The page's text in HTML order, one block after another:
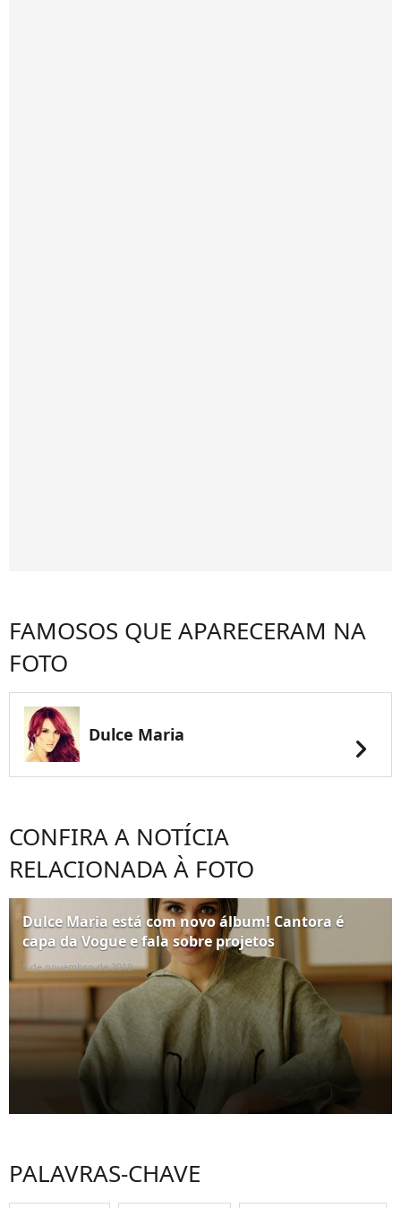
FAMOSOS QUE APARECERAM NA
FOTO
Dulce Maria chevron_right
CONFIRA A NOTÍCIA
RELACIONADA À FOTO
Dulce Maria está com novo álbum! Cantora é
capa da Vogue e fala sobre projetos
5 de novembro de 2019
PALAVRAS-CHAVE